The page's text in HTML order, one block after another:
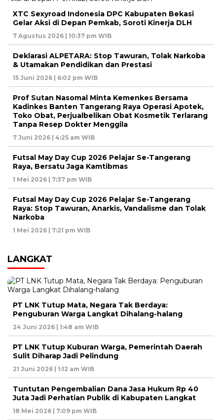
XTC Sexyroad Indonesia DPC Kabupaten Bekasi
Gelar Aksi di Depan Pemkab, Soroti Kinerja DLH
7 Agustus 2026 | 10:37 pm WIB
Deklarasi ALPETARA: Stop Tawuran, Tolak Narkoba
& Utamakan Pendidikan dan Prestasi
15 Juni 2026 | 6:02 pm WIB
Prof Sutan Nasomal Minta Kemenkes Bersama
Kadinkes Banten Tangerang Raya Operasi Apotek,
Toko Obat, Perjualbelikan Obat Kosmetik Terlarang
Tanpa Resep Dokter Menggila
7 Juni 2026 | 4:25 am WIB
Futsal May Day Cup 2026 Pelajar Se-Tangerang
Raya, Bersatu Jaga Kamtibmas
1 Mei 2026 | 7:37 pm WIB
Futsal May Day Cup 2026 Pelajar Se-Tangerang
Raya: Stop Tawuran, Anarkis, Vandalisme dan Tolak
Narkoba
1 Mei 2026 | 7:21 pm WIB
LANGKAT
PT LNK Tutup Mata, Negara Tak Berdaya:
Penguburan Warga Langkat Dihalang-halang
24 Juni 2026 | 1:48 am WIB
PT LNK Tutup Kuburan Warga, Pemerintah Daerah
Sulit Diharap Jadi Pelindung
21 Juni 2026 | 1:12 am WIB
Tuntutan Pengembalian Dana Jasa Hukum Rp 40
Juta Jadi Perhatian Publik di Kabupaten Langkat
18 Mei 2026 | 7:09 pm WIB